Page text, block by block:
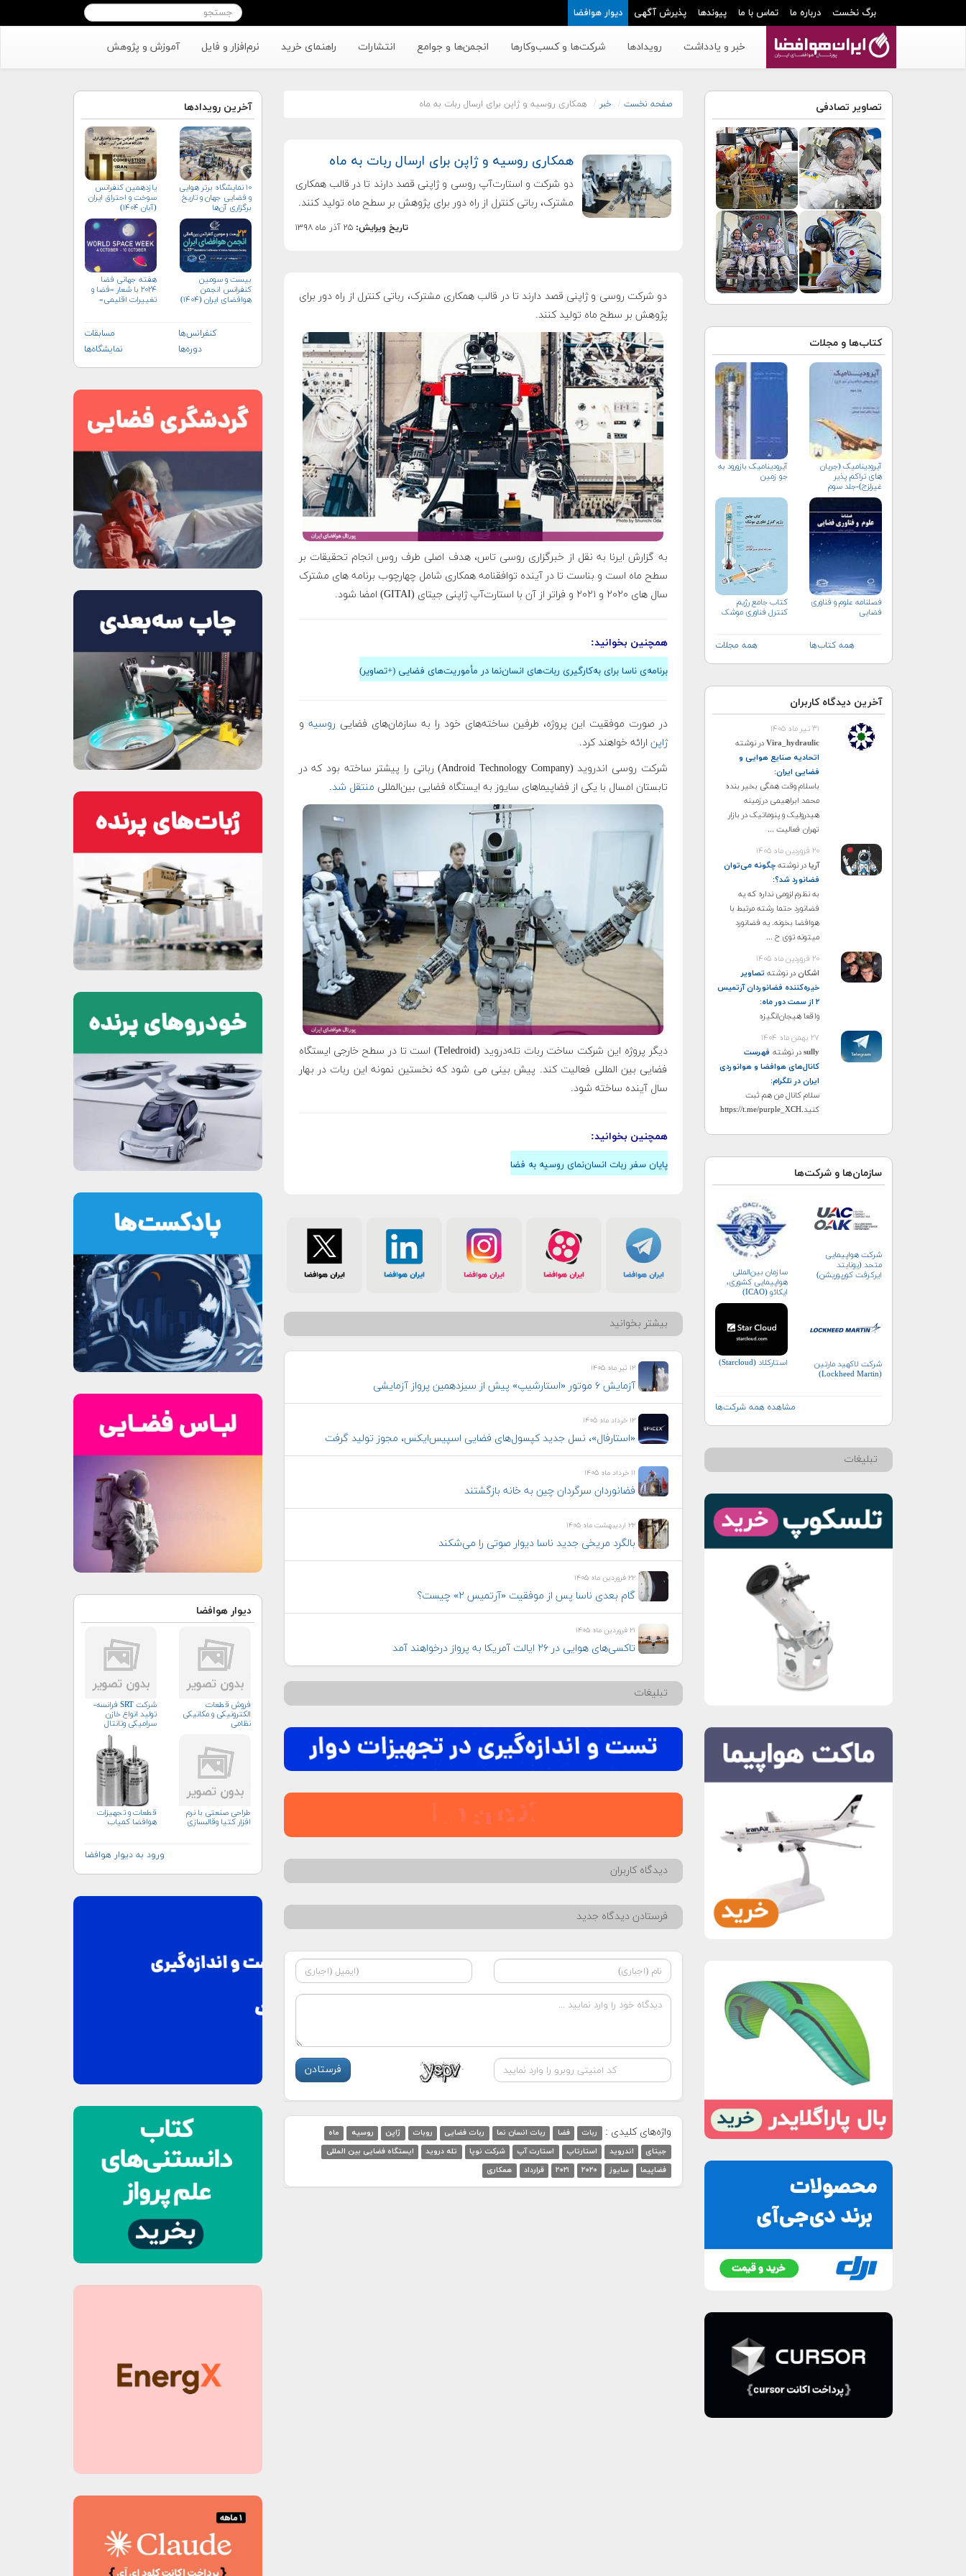
برگ نخست درباره ما تماس با ما پیوندها پذیرش آگهی دیوار هوافضا
خبر و یادداشت رویدادها شرکت‌ها و کسب‌وکار‌ها انجمن‌ها و جوامع انتشارات راهنمای خرید نرم‌افزار و فایل آموزش و پژوهش
تصاویر تصادفی
کتاب‌ها و مجلات
آیرودینامیک (جریان
های تراکم پذیر
غیرلزج)-جلد سوم
آیرودینامیک بازورود به
جو زمین
فصلنامه علوم و فناوری
فضایی
کتاب جامع رژیم
کنترل فناوری موشک
همه کتاب‌ها همه مجلات
آخرین دیدگاه کاربران
۳۱ تیر ماه ۱۴۰۵
Vira_hydraulicدر نوشته
اتحادیه صنایع هوایی و
فضایی ایران:
باسلام وقت همگی بخیر بنده
محمد ابراهیمی درزمینه
هیدرولیک و پنوماتیک در بازار
تهران فعالیت ...
۲۰ فروردین ماه ۱۴۰۵
آریادر نوشتهچگونه می‌توان
فضانورد شد؟:
به نظرم لزومی نداره که یه
فضانورد حتما رشته مرتبط با
هوافضا بخونه. یه فضانورد
میتونه توی ح ...
۲۰ فروردین ماه ۱۴۰۵
اشکاندر نوشته تصاویر
خیره‌کننده فضانوردان آرتمیس
۲ از سمت دور ماه
:
واقعا هیجان‌انگیزه
۲۷ بهمن ماه ۱۴۰۴
sullyدر نوشته فهرست
کانال‌های هوافضا و هوانوردی
ایران در تلگرام:
سلام کانال من هم ثبت
کنید.https://t.me/purple_XCH
سازمان‌ها و شرکت‌ها
شرکت هواپیمایی
متحد (یونایتد
ایرکرفت کورپوریشن)
سازمان بین‌المللی
هواپیمایی کشوری،
ایکائو (ICAO)
شرکت لاکهید مارتین
(Lockheed Martin)
استارکلاد (Starcloud)
مشاهده همه شرکت‌ها
تبلیغات
صفحه نخست خبر همکاری روسیه و ژاپن برای ارسال ربات به ماه
همکاری روسیه و ژاپن برای ارسال ربات به ماه
دو شرکت و استارت‌آپ روسی و ژاپنی قصد دارند تا در قالب همکاری
مشترک، رباتی کنترل از راه دور برای پژوهش بر سطح ماه تولید کنند.
تاریخ ویرایش:۲۵ آذر ماه ۱۳۹۸
دو شرکت روسی و ژاپنی قصد دارند تا در قالب همکاری مشترک، رباتی کنترل از راه دور برای
پژوهش بر سطح ماه تولید کنند.
به گزارش ایرنا به نقل از خبرگزاری روسی تاس، هدف اصلی طرف روس انجام تحقیقات بر
سطح ماه است و بناست تا در آینده توافقنامه همکاری شامل چهارچوب برنامه های مشترک
سال های ۲۰۲۰ و ۲۰۲۱ و فراتر از آن با استارت‌آپ ژاپنی جیتای (GITAI) امضا شود
.
همچنین بخوانید:
برنامه‌ی ناسا برای به‌کارگیری ربات‌های انسان‌نما در مأموریت‌های فضایی (+تصاویر)
در صورت موفقیت این پروژه، طرفین ساخته‌های خود را به سازمان‌های فضایی روسیه و
ژاپن ارائه خواهند کرد.
شرکت روسی اندروید (Android Technology Company) رباتی را پیشتر ساخته بود که در
تابستان امسال با یکی از فضاپیماهای سایوز به ایستگاه فضایی بین‌المللی منتقل شد.
دیگر پروژه این شرکت ساخت ربات تله‌دروید (Teledroid) است تا در سطح خارجی ایستگاه
فضایی بین المللی فعالیت کند. پیش بینی می شود که نخستین نمونه این ربات در بهار
سال آینده ساخته شود.
همچنین بخوانید:
پایان سفر ربات انسان‌نمای روسیه به فضا
بیشتر بخوانید
۱۲ تیر ماه ۱۴۰۵
آزمایش ۶ موتور «استارشیپ» پیش از سیزدهمین پرواز آزمایشی
۱۲ خرداد ماه ۱۴۰۵
«استارفال»، نسل جدید کپسول‌های فضایی اسپیس‌ایکس، مجوز تولید گرفت
۱۱ خرداد ماه ۱۴۰۵
فضانوردان سرگردان چین به خانه بازگشتند
۲۲ اردیبهشت ماه ۱۴۰۵
بالگرد مریخی جدید ناسا دیوار صوتی را می‌شکند
۲۲ فروردین ماه ۱۴۰۵
گام بعدی ناسا پس از موفقیت «آرتمیس ۲» چیست؟
۲۱ فروردین ماه ۱۴۰۵
تاکسی‌های هوایی در ۲۶ ایالت آمریکا به پرواز درخواهند آمد
تبلیغات
دیدگاه کاربران
فرستادن دیدگاه جدید
واژه‌های کلیدی : ربات فضا ربات انسان نما ربات فضایی روبات ژاپن روسیه
ماه
جیتای
اندروید استارتاپ استارت آپ شرکت نوپا تله دروید
ایستگاه فضایی بین المللی
فضاپیما
سایوز ۲۰۲۰ ۲۰۲۱ قرارداد همکاری
آخرین رویدادها
۱۰ نمایشگاه برتر هوایی
و فضایی جهان و تاریخ
برگزاری آن‌ها
یازدهمین کنفرانس
سوخت و احتراق ایران
(آبان‌ ۱۴۰۴)
بیست و سومین
کنفرانس انجمن
هوافضای ايران (۱۴۰۴)
هفته جهانی فضا
۲۰۲۴ با شعار «فضا و
تغییرات اقلیمی»
کنفرانس‌ها
مسابقات
دوره‌ها
نمایشگاه‌ها
دیوار هوافضا
فروش قطعات
الکترونیکی و مکانیکی
نظامی
شرکت SRT فرانسه-
تولید انواع خازن
سرامیکی وتانتال
طراحی صنعتی با نرم
افزار کتیا وقالبسازی
قطعات و تجهیزات
هوافضا کمیاب
ورود به دیوار هوافضا